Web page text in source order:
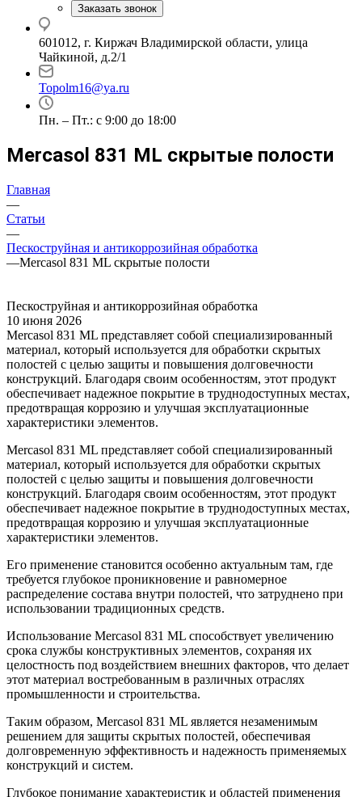
Заказать звонок
601012, г. Киржач Владимирской области, улица
Чайкиной, д.2/1
Topolm16@ya.ru
Пн. – Пт.: с 9:00 до 18:00
Mercasol 831 ML скрытые полости
Главная
—
Статьи
—
Пескоструйная и антикоррозийная обработка
—Mercasol 831 ML скрытые полости
Пескоструйная и антикоррозийная обработка
10 июня 2026
Mercasol 831 ML представляет собой специализированный
материал, который используется для обработки скрытых
полостей с целью защиты и повышения долговечности
конструкций. Благодаря своим особенностям, этот продукт
обеспечивает надежное покрытие в труднодоступных местах,
предотвращая коррозию и улучшая эксплуатационные
характеристики элементов.
Mercasol 831 ML представляет собой специализированный
материал, который используется для обработки скрытых
полостей с целью защиты и повышения долговечности
конструкций. Благодаря своим особенностям, этот продукт
обеспечивает надежное покрытие в труднодоступных местах,
предотвращая коррозию и улучшая эксплуатационные
характеристики элементов.
Его применение становится особенно актуальным там, где
требуется глубокое проникновение и равномерное
распределение состава внутри полостей, что затруднено при
использовании традиционных средств.
Использование Mercasol 831 ML способствует увеличению
срока службы конструктивных элементов, сохраняя их
целостность под воздействием внешних факторов, что делает
этот материал востребованным в различных отраслях
промышленности и строительства.
Таким образом, Mercasol 831 ML является незаменимым
решением для защиты скрытых полостей, обеспечивая
долговременную эффективность и надежность применяемых
конструкций и систем.
Глубокое понимание характеристик и областей применения